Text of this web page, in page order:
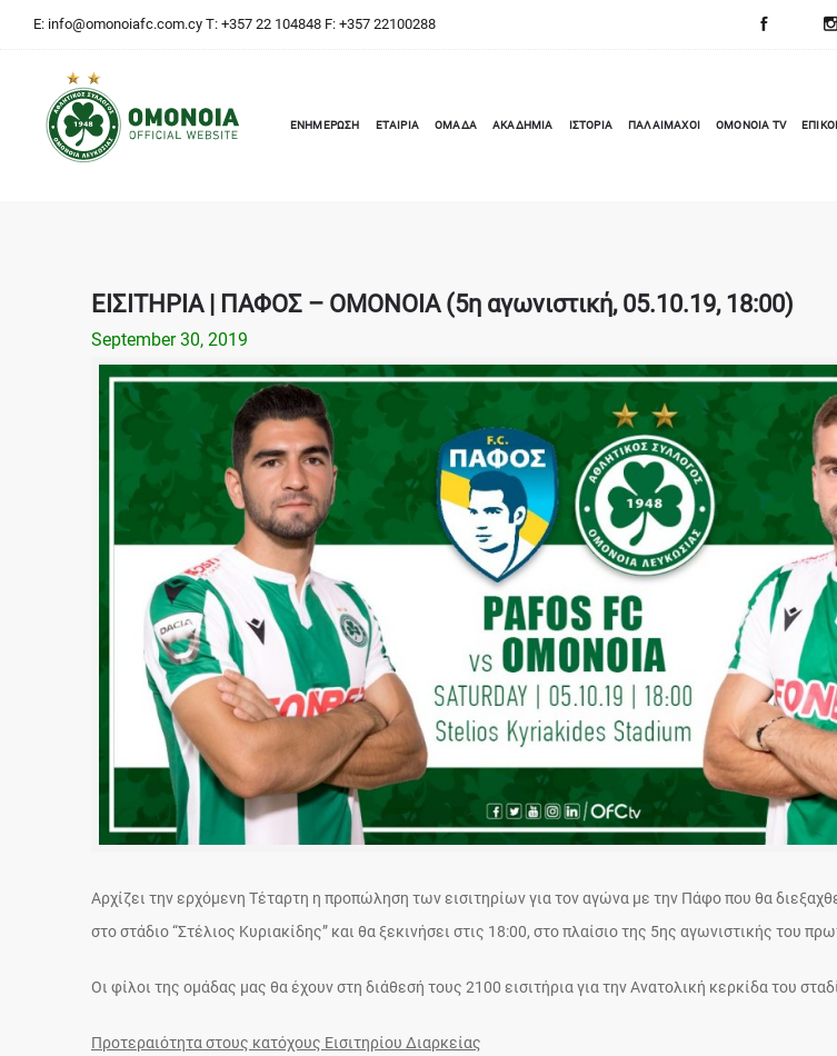
E: info@omonoiafc.com.cy T: +357 22 104848 F: +357 22100288
ΕΝΗΜΕΡΩΣΗ ΕΤΑΙΡΙΑ ΟΜΑΔΑ ΑΚΑΔΗΜΙΑ ΙΣΤΟΡΙΑ ΠΑΛΑΙΜΑΧΟΙ OMONOIA TV
ΕΙΣΙΤΗΡΙΑ | ΠΑΦΟΣ – ΟΜΟΝΟΙΑ (5η αγωνιστική, 05.10.19, 18:00)
September 30, 2019
Αρχίζει την ερχόμενη Τέταρτη η προπώληση των εισιτηρίων για τον αγώνα με την Πάφο που θα
στο στάδιο “Στέλιος Κυριακίδης” και θα ξεκινήσει στις 18:00, στο πλαίσιο της 5ης αγωνιστικής του
Οι φίλοι της ομάδας μας θα έχουν στη διάθεσή τους 2100 εισιτήρια για την Ανατολική κερκίδα του
Προτεραιότητα στους κατόχους Εισιτηρίου Διαρκείας